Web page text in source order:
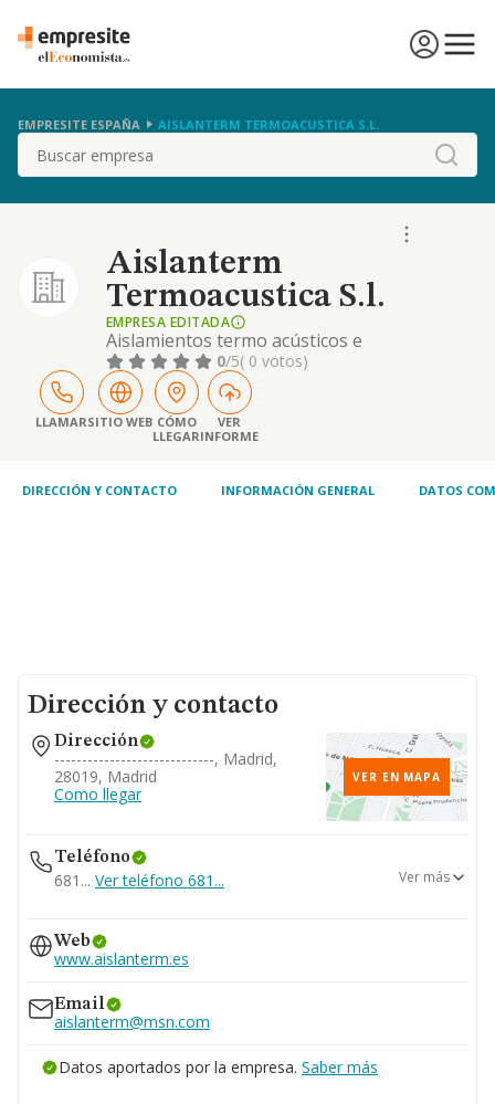
EMPRESITE ESPAÑA AISLANTERM TERMOACUSTICA S.L.
Buscar
Aislanterm
Termoacustica S.l.
EMPRESA EDITADA
Aislamientos termo acústicos e
impermeabilizaciones, inyección con guata
de celulosa y fibras.
0/5( 0 votos)
LLAMARSITIO WEB CÓMO
LLEGAR
VER
INFORME
DIRECCIÓN Y CONTACTO INFORMACIÓN GENERAL DATOS
Dirección y contacto
Dirección
-----------------------------, Madrid,
28019, Madrid
Como llegar
VER EN MAPA
Teléfono
681... Ver teléfono 681...
914724619
Ver más
Web
www.aislanterm.es
Email
aislanterm@msn.com
Datos aportados por la empresa. Saber más